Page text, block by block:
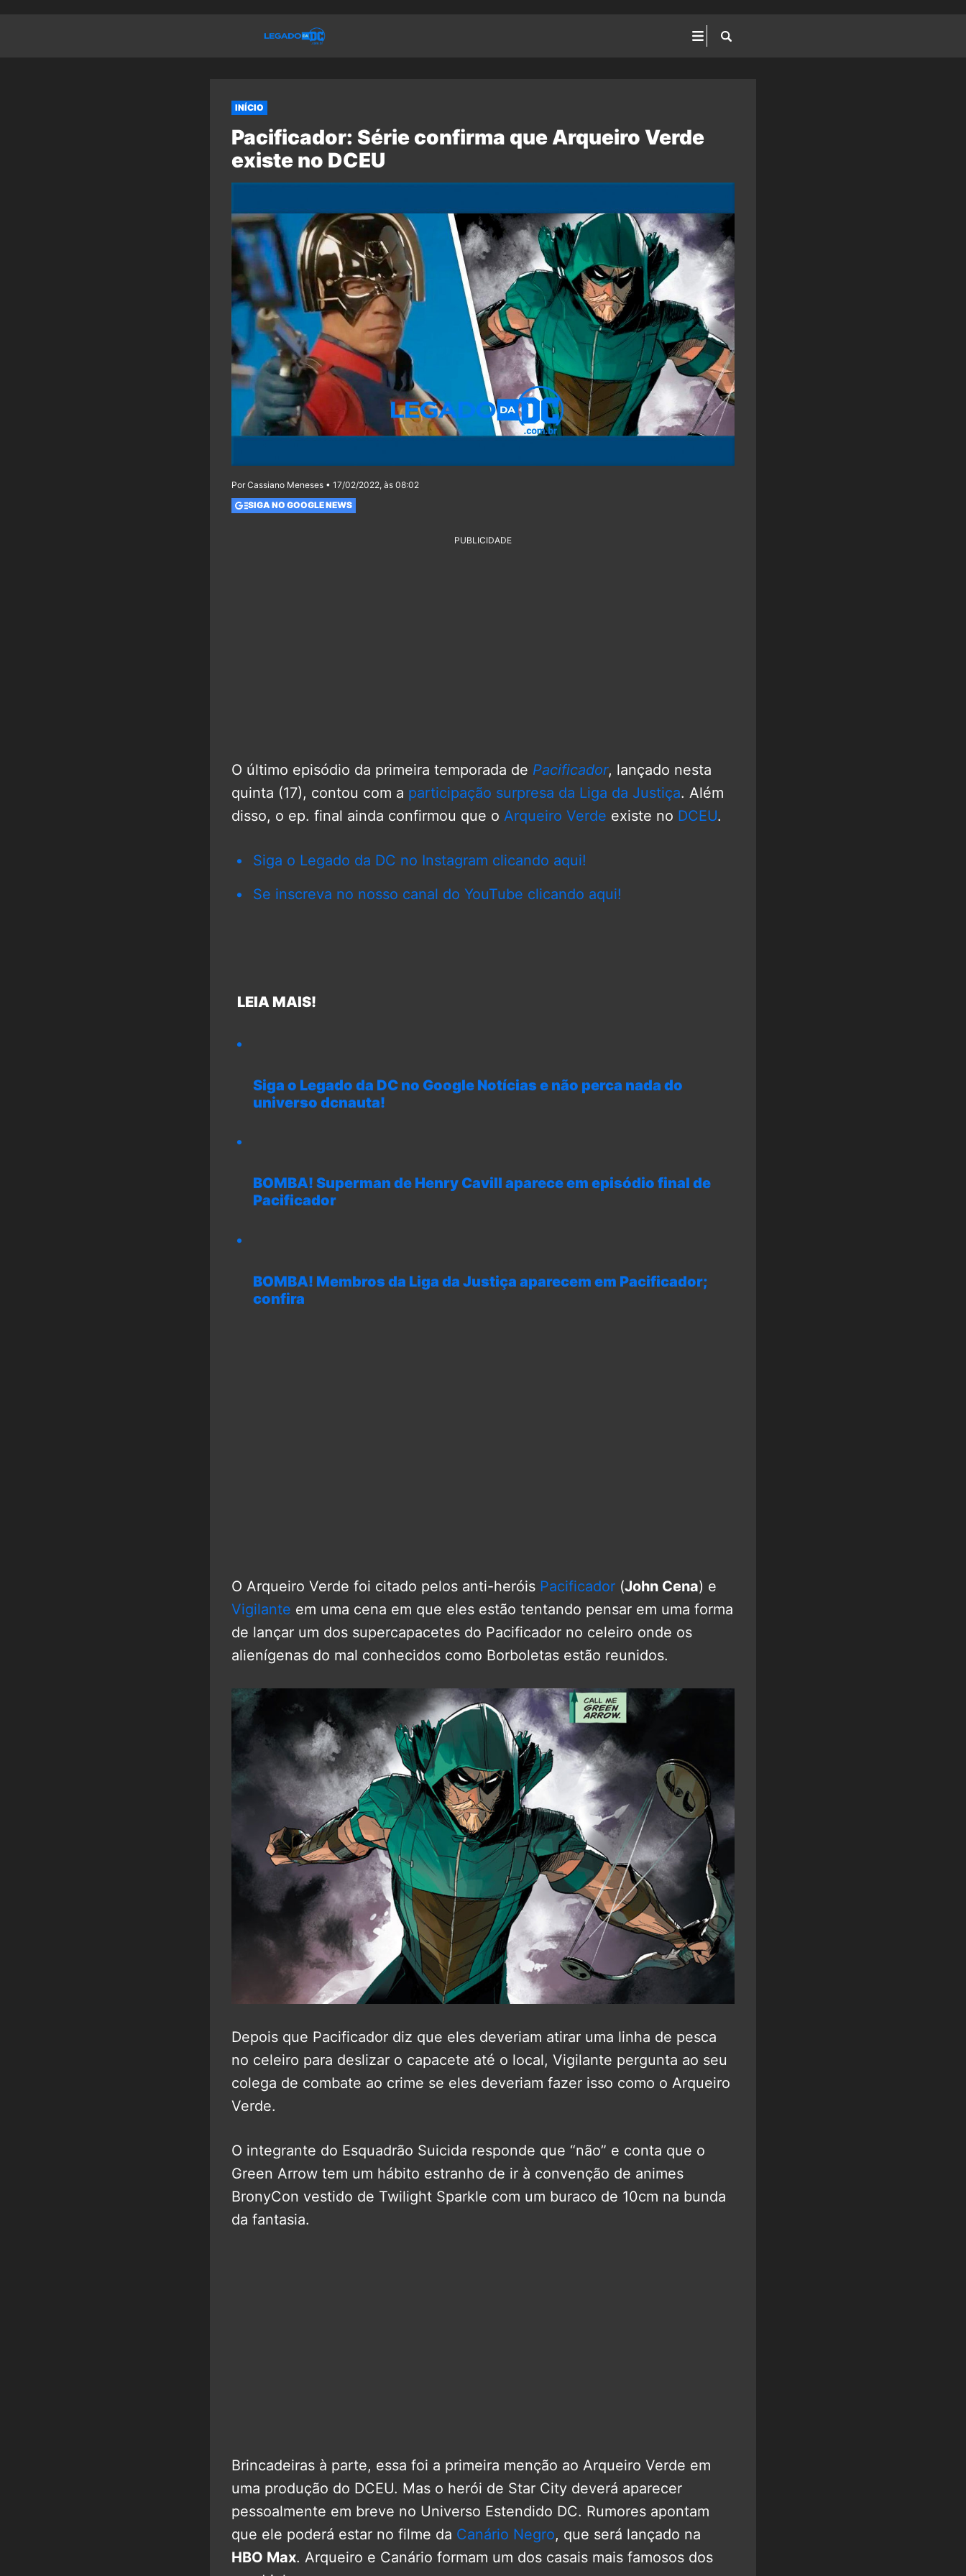
INÍCIO
Pacificador: Série confirma que Arqueiro Verde
existe no DCEU
Por Cassiano Meneses • 17/02/2022, às 08:02
SIGA NO GOOGLE NEWS
PUBLICIDADE
O último episódio da primeira temporada de Pacificador, lançado nesta
quinta (17), contou com a participação surpresa da Liga da Justiça. Além
disso, o ep. final ainda confirmou que o Arqueiro Verde existe no DCEU.
Siga o Legado da DC no Instagram clicando aqui!
Se inscreva no nosso canal do YouTube clicando aqui!
LEIA MAIS!
Siga o Legado da DC no Google Notícias e não perca nada do
universo dcnauta!
BOMBA! Superman de Henry Cavill aparece em episódio final de
Pacificador
BOMBA! Membros da Liga da Justiça aparecem em Pacificador;
confira
O Arqueiro Verde foi citado pelos anti-heróis Pacificador (John Cena) e
Vigilante em uma cena em que eles estão tentando pensar em uma forma
de lançar um dos supercapacetes do Pacificador no celeiro onde os
alienígenas do mal conhecidos como Borboletas estão reunidos.
Depois que Pacificador diz que eles deveriam atirar uma linha de pesca
no celeiro para deslizar o capacete até o local, Vigilante pergunta ao seu
colega de combate ao crime se eles deveriam fazer isso como o Arqueiro
Verde.
O integrante do Esquadrão Suicida responde que “não” e conta que o
Green Arrow tem um hábito estranho de ir à convenção de animes
BronyCon vestido de Twilight Sparkle com um buraco de 10cm na bunda
da fantasia.
Brincadeiras à parte, essa foi a primeira menção ao Arqueiro Verde em
uma produção do DCEU. Mas o herói de Star City deverá aparecer
pessoalmente em breve no Universo Estendido DC. Rumores apontam
que ele poderá estar no filme da Canário Negro, que será lançado na
HBO Max. Arqueiro e Canário formam um dos casais mais famosos dos